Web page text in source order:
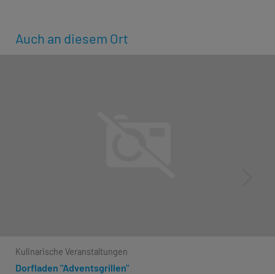
Auch an diesem Ort
Kulinarische Veranstaltungen
Dorfladen "Adventsgrillen"